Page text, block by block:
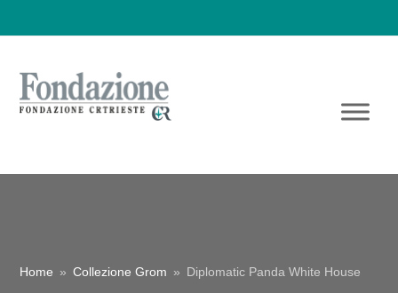
Home » Collezione Grom » Diplomatic Panda White House